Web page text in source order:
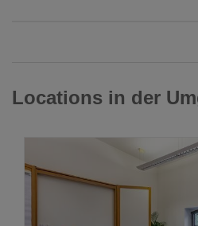
Locations in der